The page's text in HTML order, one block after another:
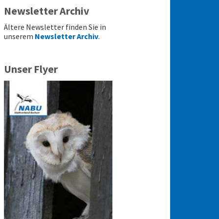
Newsletter Archiv
Ältere Newsletter finden Sie in
unserem Newsletter Archiv.
Unser Flyer